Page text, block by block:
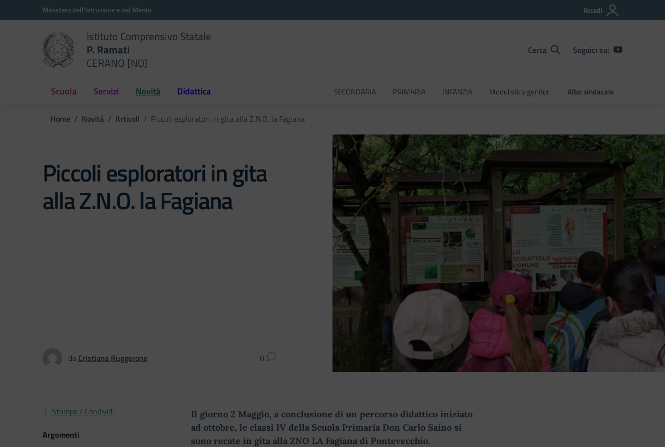
Vai ai contenuti
Vai al menu di navigazioneMinistero dell'Istruzione e del Merito Accedi
Istituto Comprensivo Statale
P. Ramati
CERANO [NO]
Cerca Seguici su:
Scuola Servizi Novità Didattica SECONDARIA PRIMARIA INFANZIA Modulistica genitori Albo sindacale
Home Novità Articoli Piccoli esploratori in gita alla Z.N.O. la Fagiana
Piccoli esploratori in gita
alla Z.N.O. la Fagiana
da Cristiana Ruggerone 0
Il giorno 2 Maggio, a conclusione di un percorso didattico iniziato
ad ottobre, le classi IV della Scuola Primaria Don Carlo Saino si
sono recate in gita alla ZNO LA Fagiana di Pontevecchio.
Stampa / Condividi
Argomenti